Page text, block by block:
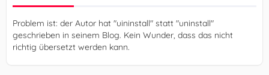
Problem ist: der Autor hat "uininstall" statt "uninstall"
geschrieben in seinem Blog. Kein Wunder, dass das nicht
richtig übersetzt werden kann.